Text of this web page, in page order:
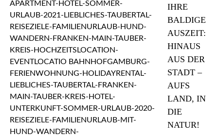
IHRE
BALDIGE
AUSZEIT:
HINAUS
AUS DER
STADT –
AUFS
LAND, IN
DIE
NATUR!